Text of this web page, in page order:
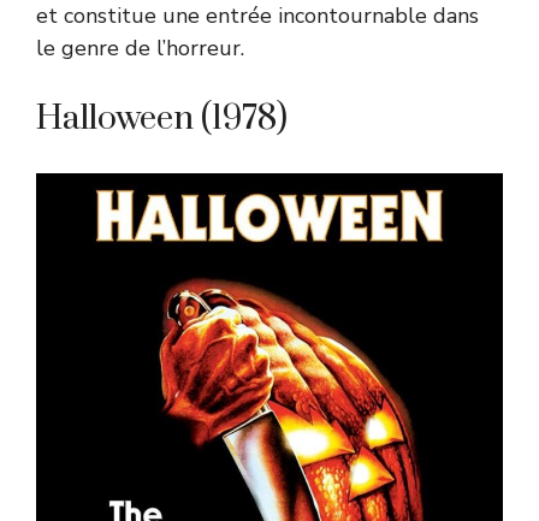
et constitue une entrée incontournable dans
le genre de l’horreur.
Halloween (1978)